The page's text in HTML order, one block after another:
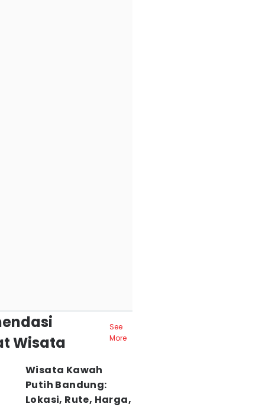
Wisata
See
More
Wisata Kawah
Putih Bandung:
Lokasi, Rute, Harga,